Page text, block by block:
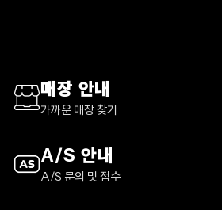
매장 안내
가까운 매장 찾기
A/S 안내
A/S 문의 및 접수